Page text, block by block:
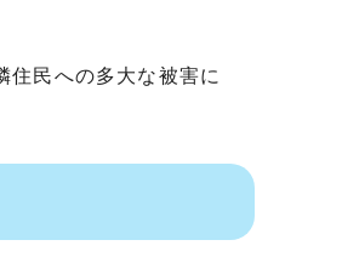
住民への多大な被害に